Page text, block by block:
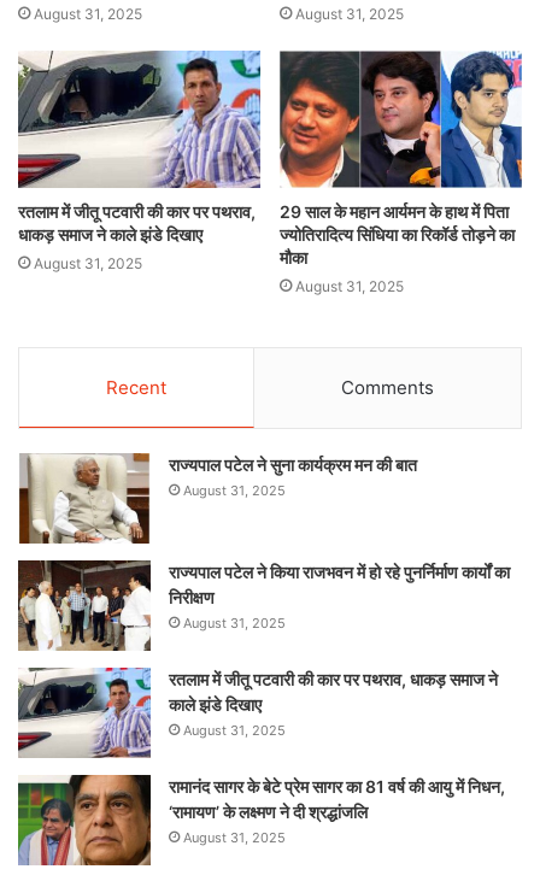
August 31, 2025 August 31, 2025
रतलाम में जीतू पटवारी की कार पर पथराव,
धाकड़ समाज ने काले झंडे दिखाए
August 31, 2025
29 साल के महान आर्यमन के हाथ में पिता
ज्योतिरादित्य सिंधिया का रिकॉर्ड तोड़ने का
मौका
August 31, 2025
Recent Comments
राज्यपाल पटेल ने सुना कार्यक्रम मन की बात
August 31, 2025
राज्यपाल पटेल ने किया राजभवन में हो रहे पुनर्निर्माण कार्यों का
निरीक्षण
August 31, 2025
रतलाम में जीतू पटवारी की कार पर पथराव, धाकड़ समाज ने
काले झंडे दिखाए
August 31, 2025
रामानंद सागर के बेटे प्रेम सागर का 81 वर्ष की आयु में निधन,
‘रामायण’ के लक्ष्मण ने दी श्रद्धांजलि
August 31, 2025